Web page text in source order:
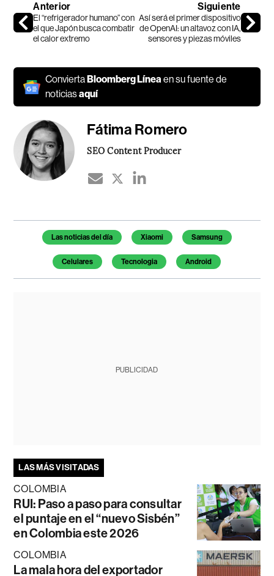
Anterior
El “refrigerador humano” con
el que Japón busca combatir
el calor extremo
Siguiente
Así será el primer dispositivo
de OpenAI: un altavoz con IA,
sensores y piezas móviles
Convierta Bloomberg Líneaen su fuente de
noticiasaquí
Fátima Romero
SEO Content Producer
Temas de este artículo
Las noticias del día Xiaomi Samsung
Celulares Tecnologia Android
PUBLICIDAD
LAS MÁS VISITADAS
COLOMBIA
RUI: Paso a paso para consultar
el puntaje en el “nuevo Sisbén”
en Colombia este 2026
COLOMBIA
La mala hora del exportador